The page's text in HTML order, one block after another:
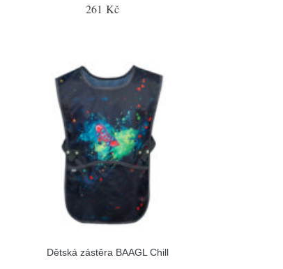
261 Kč
Dětská zástěra BAAGL Chill